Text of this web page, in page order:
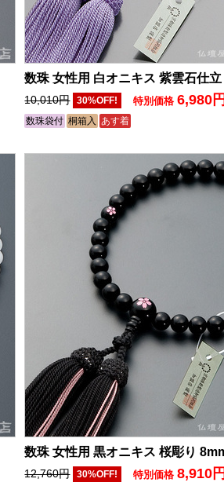
数珠 女性用 白オニキス 紫雲石仕
10,010円 30%OFF! 特別価格6,980円
数珠袋付 桐箱入 あす着
数珠 女性用 黒オニキス 桜彫り
12,760円 30%OFF! 特別価格8,910円